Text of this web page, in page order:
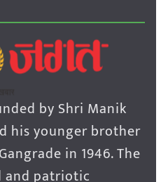
by Shri Manik
his younger brother
in 1946. The
and patriotic